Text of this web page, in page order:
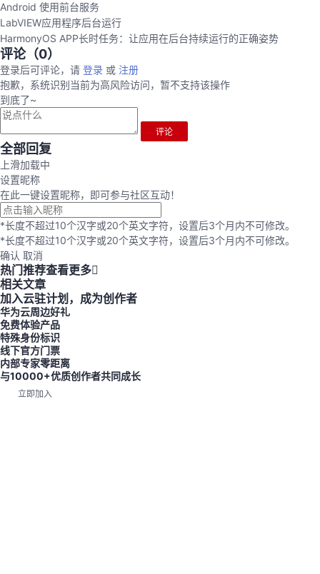
Android 使用前台服务
LabVIEW应用程序后台运行
HarmonyOS APP长时任务：让应用在后台持续运行的正确姿势
评论（0）
登录后可评论，请 登录 或 注册
抱歉，系统识别当前为高风险访问，暂不支持该操作
到底了~
评论
全部回复
上滑加载中
设置昵称
在此一键设置昵称，即可参与社区互动！
*长度不超过10个汉字或20个英文字符，设置后3个月内不可修改。
*长度不超过10个汉字或20个英文字符，设置后3个月内不可修改。
确认 取消
热门推荐查看更多
相关文章
加入云驻计划，成为创作者
华为云周边好礼
免费体验产品
特殊身份标识
线下官方门票
内部专家零距离
与10000+优质创作者共同成长
立即加入